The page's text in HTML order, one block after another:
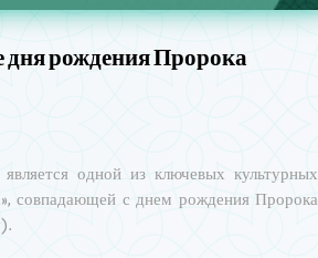
дня рождения Пророка
одной из ключевых культурных
совпадающей с днем рождения Пророка